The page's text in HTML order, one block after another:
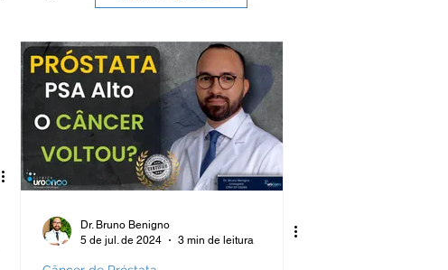
Dr. Bruno Benigno
5 de jul. de 2024
3 min de leitura